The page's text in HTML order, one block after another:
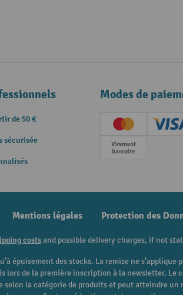
de 50 €
sécurisée
Modes de
Creditcard
Paiement
Mentions légales Protection des
costsand possible delivery charges, if not
épuisement des stocks. La remise ne
lors de la première inscription à la newsletter.
selon la catégorie de produits et peut atteindre